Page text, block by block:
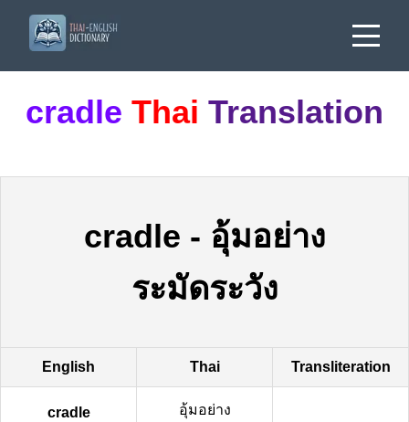
cradle Thai Translation
cradle - อุ้มอย่าง
ระมัดระวัง
English Thai Transliteration
cradle
อุ้มอย่าง